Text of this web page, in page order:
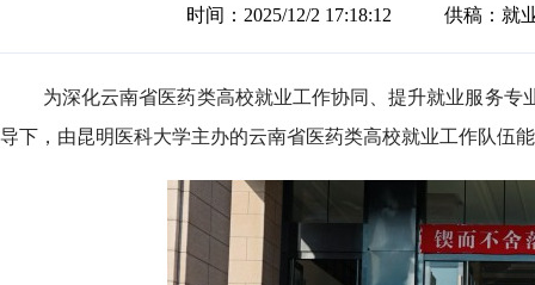
时间：2025/12/2 17:18:12 供稿：就
为深化云南省医药类高校就业工作协同、提升就业服务
导下，由昆明医科大学主办的云南省医药类高校就业工作队伍